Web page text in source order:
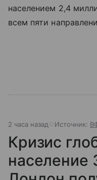
населением 2,4
всем пяти
2 часа назад Источник:
Кризис
население